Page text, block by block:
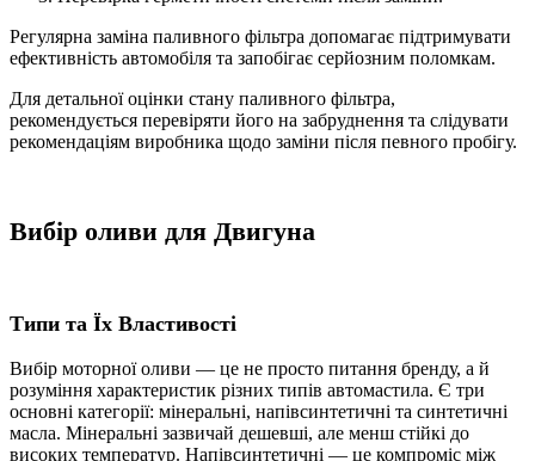
Регулярна заміна паливного фільтра допомагає підтримувати
ефективність автомобіля та запобігає серйозним поломкам.
Для детальної оцінки стану паливного фільтра,
рекомендується перевіряти його на забруднення та слідувати
рекомендаціям виробника щодо заміни після певного пробігу.
Вибір оливи для Двигуна
Типи та Їх Властивості
Вибір моторної оливи — це не просто питання бренду, а й
розуміння характеристик різних типів автомастила. Є три
основні категорії: мінеральні, напівсинтетичні та синтетичні
масла. Мінеральні зазвичай дешевші, але менш стійкі до
високих температур. Напівсинтетичні — це компроміс між